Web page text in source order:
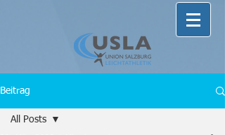
Beitrag
All Posts